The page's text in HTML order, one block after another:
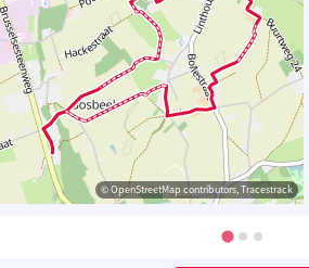
© OpenStreetMap contributors, Tracestrack